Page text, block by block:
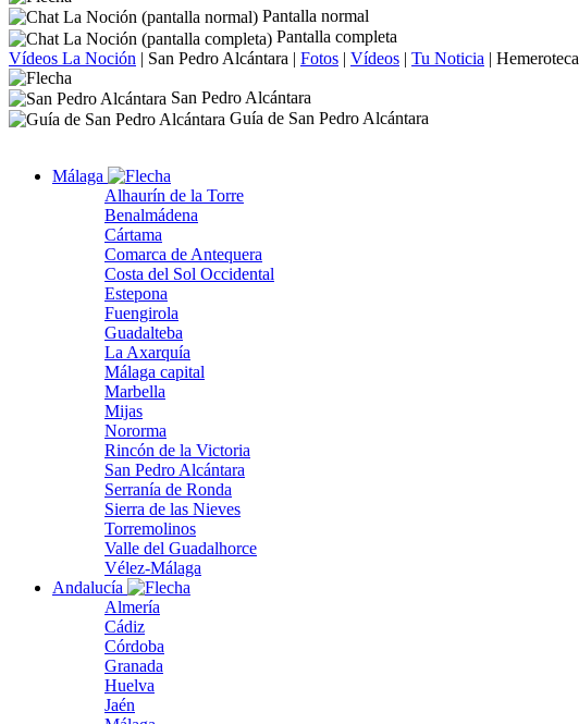
Pantalla normal
Pantalla completa
Vídeos La Noción | San Pedro Alcántara | Fotos | Vídeos | Tu Noticia | Hemeroteca
San Pedro Alcántara
Guía de San Pedro Alcántara
Málaga
Alhaurín de la Torre
Benalmádena
Cártama
Comarca de Antequera
Costa del Sol Occidental
Estepona
Fuengirola
Guadalteba
La Axarquía
Málaga capital
Marbella
Mijas
Nororma
Rincón de la Victoria
San Pedro Alcántara
Serranía de Ronda
Sierra de las Nieves
Torremolinos
Valle del Guadalhorce
Vélez-Málaga
Andalucía
Almería
Cádiz
Córdoba
Granada
Huelva
Jaén